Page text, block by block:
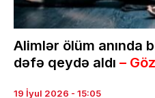
Alimlər ölüm anında
dəfə qeydə aldı –
19 İyul 2026 - 15:05